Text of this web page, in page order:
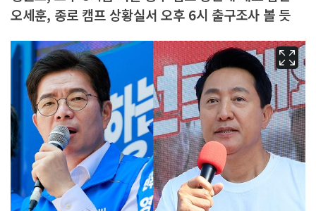
오세훈, 종로 캠프 상황실서 오후 6시 출구조사 볼 듯